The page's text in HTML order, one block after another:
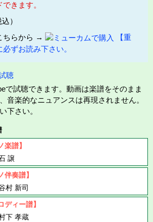
きます。
込）
ちらから →
【重
ずお読み下さい。
で試聴できます。動画は楽譜をそのまま
音楽的なニュアンスは再現されません。
下さい。
楽譜】
譲
伴奏譜】
村 新司
ディー譜】
下 孝蔵